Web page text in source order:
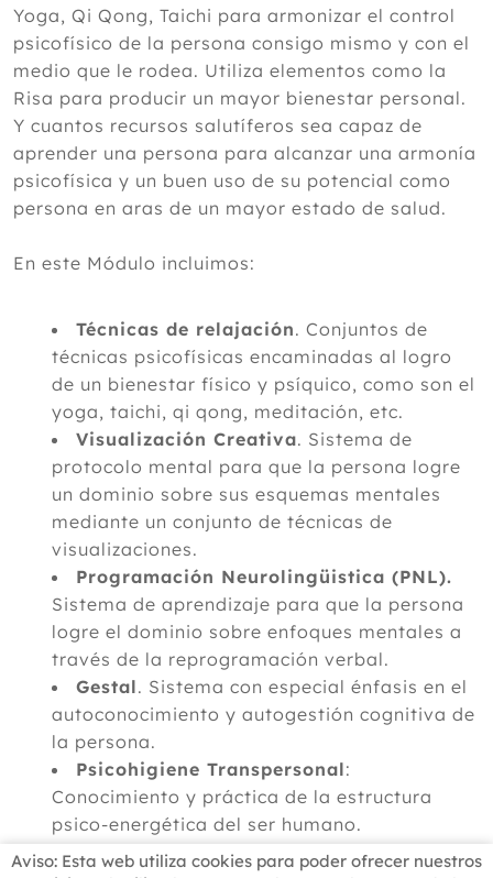
Yoga, Qi Qong, Taichi para armonizar el control
psicofísico de la persona consigo mismo y con el
medio que le rodea. Utiliza elementos como la
Risa para producir un mayor bienestar personal.
Y cuantos recursos salutíferos sea capaz de
aprender una persona para alcanzar una armonía
psicofísica y un buen uso de su potencial como
persona en aras de un mayor estado de salud.
En este Módulo incluimos:
Técnicas de relajación. Conjuntos de
técnicas psicofísicas encaminadas al logro
de un bienestar físico y psíquico, como son el
yoga, taichi, qi qong, meditación, etc.
Visualización Creativa. Sistema de
protocolo mental para que la persona logre
un dominio sobre sus esquemas mentales
mediante un conjunto de técnicas de
visualizaciones.
Programación Neurolingüistica (PNL).
Sistema de aprendizaje para que la persona
logre el dominio sobre enfoques mentales a
través de la reprogramación verbal.
Gestal. Sistema con especial énfasis en el
autoconocimiento y autogestión cognitiva de
la persona.
Psicohigiene Transpersonal:
Conocimiento y práctica de la estructura
psico-energética del ser humano.
Aviso: Esta web utiliza cookies para poder ofrecer nuestros